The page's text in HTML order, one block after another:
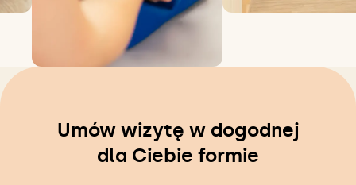
Umów wizytę w dogodnej
dla Ciebie formie